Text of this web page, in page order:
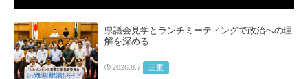
県議会見学とランチミーティングで政治への理
解を深める
2026.8.7 三重